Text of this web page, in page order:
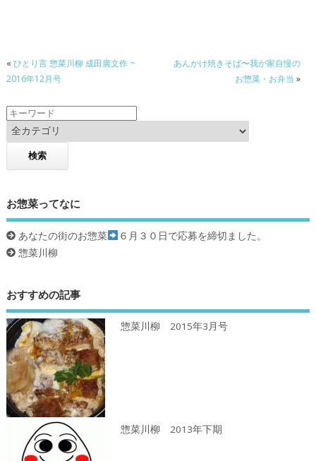
o
o
k
« ひとり言 惣菜川柳 成田廣文作 ~
2016年12月号
あんかけ焼きそば〜我が家自慢の
お惣菜・お弁当 »
お惣菜ってなに
あなたの街のお惣菜
６月３０日で応募を締切ました。
惣菜川柳
おすすめの記事
惣菜川柳 2015年3月号
惣菜川柳 2013年下期